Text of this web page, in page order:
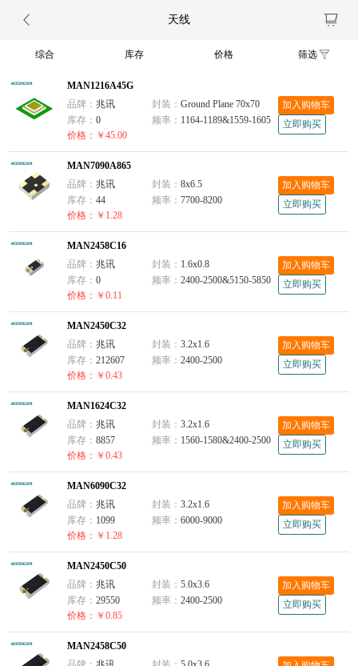
天线
MAN1216A45G
品牌： 兆讯 封装： Ground Plane 70x70
库存： 0 频率： 1164-1189&1559-1605
价格：￥45.00
加入购物车
立即购买
MAN7090A865
品牌： 兆讯 封装： 8x6.5
库存： 44 频率： 7700-8200
价格：￥1.28
加入购物车
立即购买
MAN2458C16
品牌： 兆讯 封装： 1.6x0.8
库存： 0 频率： 2400-2500&5150-5850
价格：￥0.11
加入购物车
立即购买
MAN2450C32
品牌： 兆讯 封装： 3.2x1.6
库存： 212607 频率： 2400-2500
价格：￥0.43
加入购物车
立即购买
MAN1624C32
品牌： 兆讯 封装： 3.2x1.6
库存： 8857 频率： 1560-1580&2400-2500
价格：￥0.43
加入购物车
立即购买
MAN6090C32
品牌： 兆讯 封装： 3.2x1.6
库存： 1099 频率： 6000-9000
价格：￥1.28
加入购物车
立即购买
MAN2450C50
品牌： 兆讯 封装： 5.0x3.6
库存： 29550 频率： 2400-2500
价格：￥0.85
加入购物车
立即购买
MAN2458C50
综合 库存 价格 筛选